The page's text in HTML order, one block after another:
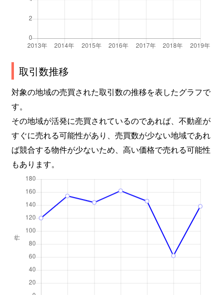
取引数推移
対象の地域の売買された取引数の推移を表したグラフで
す。
その地域が活発に売買されているのであれば、不動産が
すぐに売れる可能性があり、売買数が少ない地域であれ
ば競合する物件が少ないため、高い価格で売れる可能性
もあります。